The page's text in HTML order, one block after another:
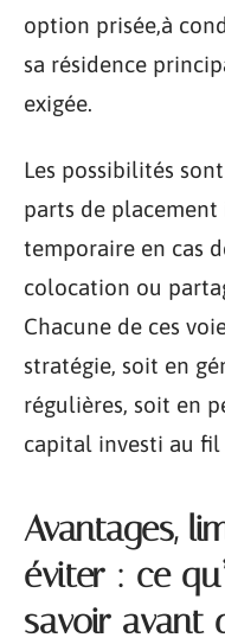
option prisée,à
sa résidence
exigée.
Les possibilités
parts de
temporaire en cas
colocation ou
Chacune de ces
stratégie, soit en
régulières, soit en
capital investi au fil
Avantages,
éviter : ce
savoir avant